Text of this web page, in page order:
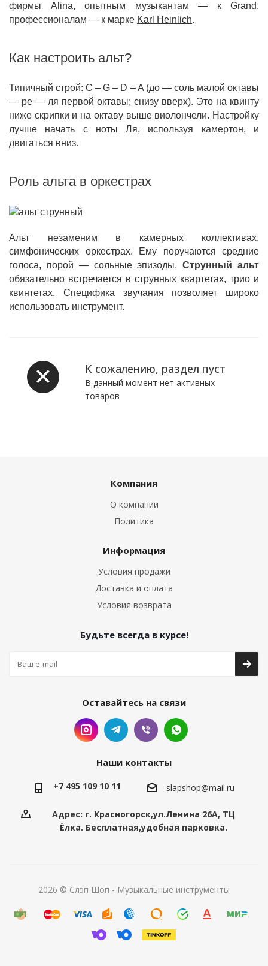
фирмы Alina, опытным музыкантам — к Grand,
профессионалам — к марке Karl Heinlich.
Как настроить альт?
Типичный строй: C – G – D – A (до — соль малой октавы
— ре — ля первой октавы; снизу вверх). Это на квинту
ниже скрипки и на октаву выше виолончели. Настройку
лучше начать с ноты Ля, используя камертон, и
двигаться вниз.
Роль альта в оркестрах
Альт незаменим в камерных коллективах,
симфонических оркестрах. Ему поручаются средние
голоса, порой — сольные эпизоды. Струнный альт
обязательно встречается в струнных квартетах, трио и
квинтетах. Специфика звучания позволяет широко
использовать инструмент.
К сожалению, раздел пуст
В данный момент нет активных
товаров
Компания
О компании
Политика
Информация
Условия продажи
Доставка и оплата
Условия возврата
Будьте всегда в курсе!
Оставайтесь на связи
Наши контакты
+7 495 109 10 11 slapshop@mail.ru
Адрес: г. Красногорск,ул.Ленина 26А, ТЦ
Ёлка. Бесплатная,удобная парковка.
2026 © Слэп Шоп - Музыкальные инструменты